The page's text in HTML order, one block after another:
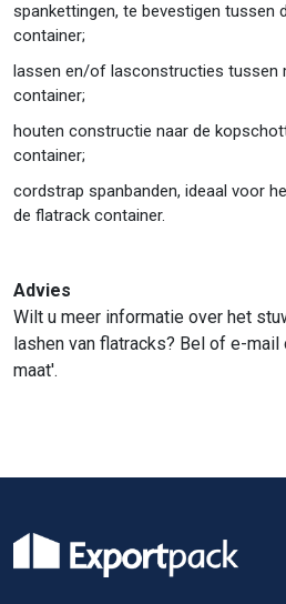
spankettingen, te bevestigen tussen
container;
lassen en/of lasconstructies tussen
container;
houten constructie naar de
container;
cordstrap spanbanden, ideaal voor
de flatrack container.
Advies
Wilt u meer informatie over het
lashen van flatracks? Bel of e-
maat'.